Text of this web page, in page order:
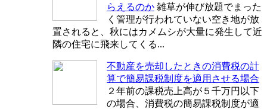
らえるのか 雑草が伸び放題でまった
く管理が行われていない空き地が放
置されると、秋にはカメムシが大量に発生して近
隣の住宅に飛来してくる...
不動産を売却したときの消費税の計
算で簡易課税制度を適用させる場合
２年前の課税売上高が５千万円以下
の場合、消費税の簡易課税制度が適